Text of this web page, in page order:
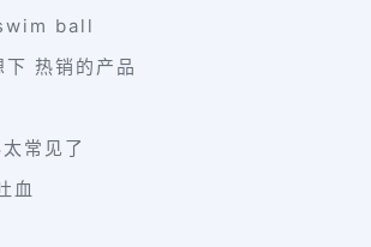
ball
热销的产品
常见了
血